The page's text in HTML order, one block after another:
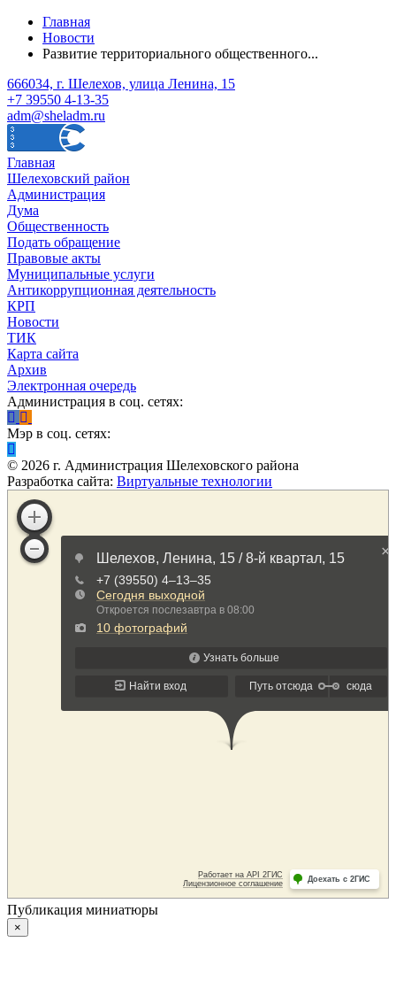
Главная
Новости
Развитие территориального общественного...
666034, г. Шелехов, улица Ленина, 15
+7 39550 4-13-35
adm@sheladm.ru
Главная
Шелеховский район
Администрация
Дума
Общественность
Подать обращение
Правовые акты
Муниципальные услуги
Антикоррупционная деятельность
КРП
Новости
ТИК
Карта сайта
Архив
Электронная очередь
Администрация в соц. сетях:
Мэр в соц. сетях:
© 2026 г. Администрация Шелеховского района
Разработка сайта: Виртуальные технологии
Публикация миниатюры
×